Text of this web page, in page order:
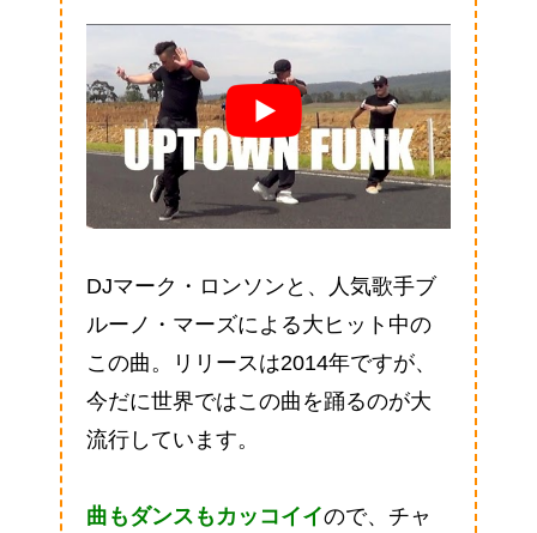
DJマーク・ロンソンと、人気歌手ブ
ルーノ・マーズによる大ヒット中の
この曲。リリースは2014年ですが、
今だに世界ではこの曲を踊るのが大
流行しています。
曲もダンスもカッコイイので、チャ